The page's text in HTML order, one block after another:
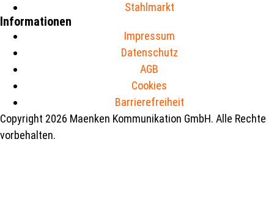
Stahlmarkt
Informationen
Impressum
Datenschutz
AGB
Cookies
Barrierefreiheit
Copyright 2026 Maenken Kommunikation GmbH. Alle Rechte
vorbehalten.